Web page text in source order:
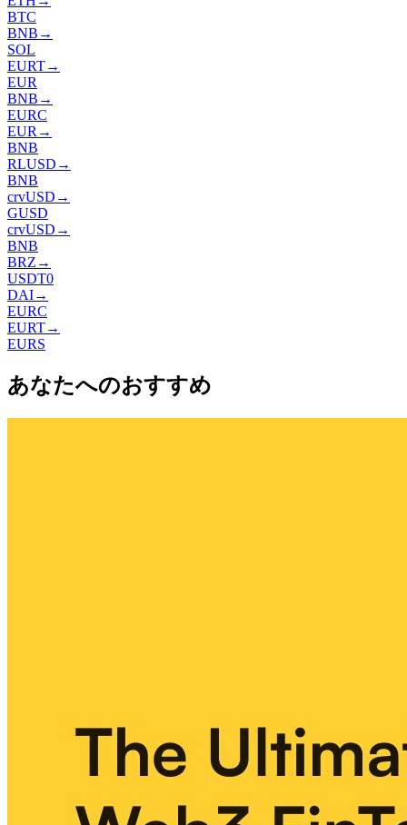
BTC
BNB →
SOL
EURT→
EUR
BNB →
EURC
EUR →
BNB
RLUSD →
BNB
crvUSD →
GUSD
crvUSD →
BNB
BRZ →
USDT0
DAI→
EURC
EURT→
EURS
あなたへのおすすめ